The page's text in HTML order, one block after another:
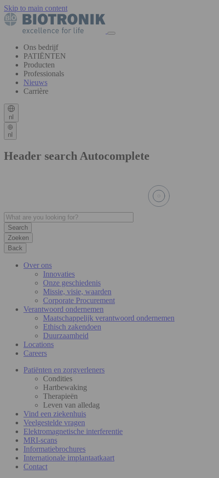
Skip to main content
Ons bedrijf
PATIËNTEN
Producten
Professionals
Nieuws
Carrière
nl
nl
Header search Autocomplete
Zoeken
Back
Over ons
Innovaties
Onze geschiedenis
Missie, visie, waarden
Corporate Procurement
Verantwoord ondernemen
Maatschappelijk verantwoord ondernemen
Ethisch zakendoen
Duurzaamheid
Locations
Careers
Patiënten en zorgverleners
Condities
Hartbewaking
Therapieën
Leven van alledag
Vind een ziekenhuis
Veelgestelde vragen
Elektromagnetische interferentie
MRI-scans
Informatiebrochures
Internationale implantaatkaart
Contact